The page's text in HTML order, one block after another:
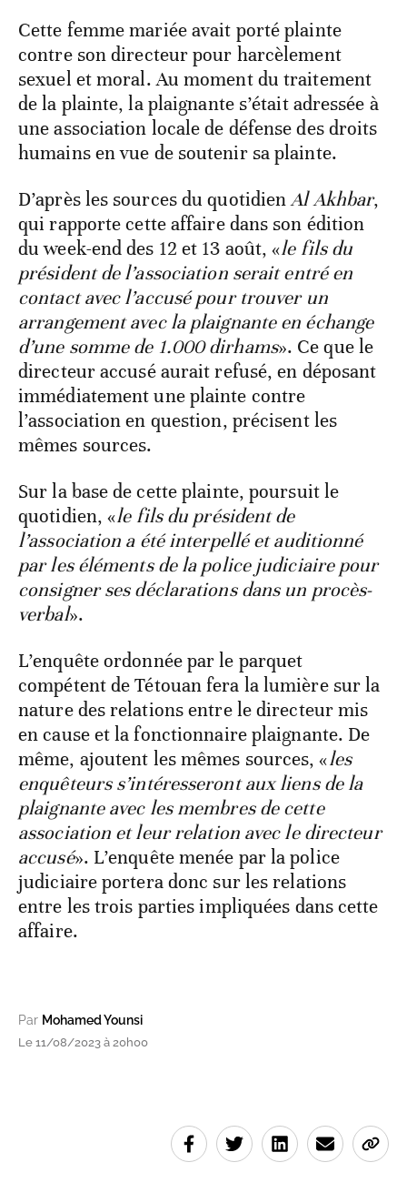
Cette femme mariée avait porté plainte
contre son directeur pour harcèlement
sexuel et moral. Au moment du traitement
de la plainte, la plaignante s’était adressée à
une association locale de défense des droits
humains en vue de soutenir sa plainte.
D’après les sources du quotidienAl Akhbar,
qui rapporte cette affaire dans son édition
du week-end des 12 et 13 août, «le fils du
président de l’association serait entré en
contact avec l’accusé pour trouver un
arrangement avec la plaignante en échange
d’une somme de 1.000 dirhams». Ce que le
directeur accusé aurait refusé, en déposant
immédiatement une plainte contre
l’association en question, précisent les
mêmes sources.
Sur la base de cette plainte, poursuit le
quotidien, «le fils du président de
l’association a été interpellé et auditionné
par les éléments de la police judiciaire pour
consigner ses déclarations dans un procès-
verbal».
L’enquête ordonnée par le parquet
compétent de Tétouan fera la lumière sur la
nature des relations entre le directeur mis
en cause et la fonctionnaire plaignante. De
même, ajoutent les mêmes sources, «les
enquêteurs s’intéresseront aux liens de la
plaignante avec les membres de cette
association et leur relation avec le directeur
accusé». L’enquête menée par la police
judiciaire portera donc sur les relations
entre les trois parties impliquées dans cette
affaire.
Par Mohamed Younsi
Le 11/08/2023 à 20h00